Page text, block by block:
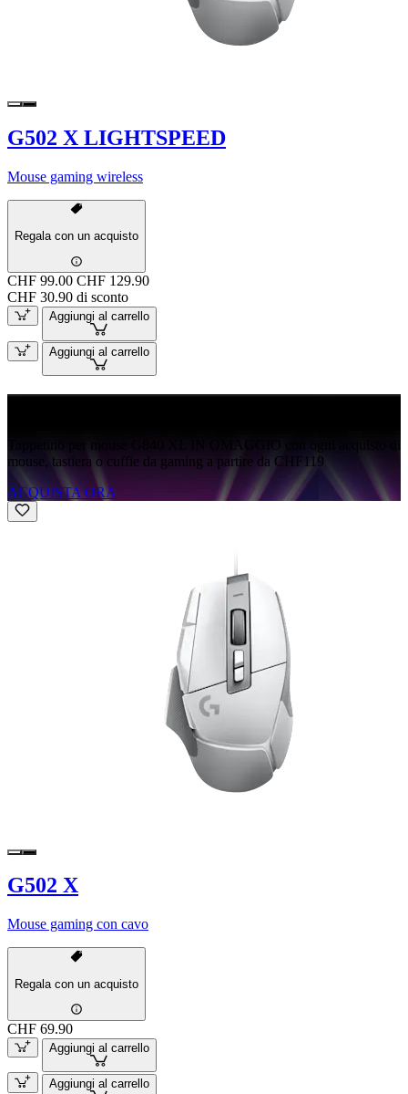
G502 X LIGHTSPEED
Mouse gaming wireless
Regala con un acquisto
CHF 99.00 CHF 129.90
CHF 30.90 di sconto
Aggiungi al carrello
Aggiungi al carrello
Tappetino per mouse G840 XL IN OMAGGIO con ogni acquisto di
mouse, tastiera o cuffie da gaming a partire da CHF119
ACQUISTA ORA
G502 X
Mouse gaming con cavo
Regala con un acquisto
CHF 69.90
Aggiungi al carrello
Aggiungi al carrello